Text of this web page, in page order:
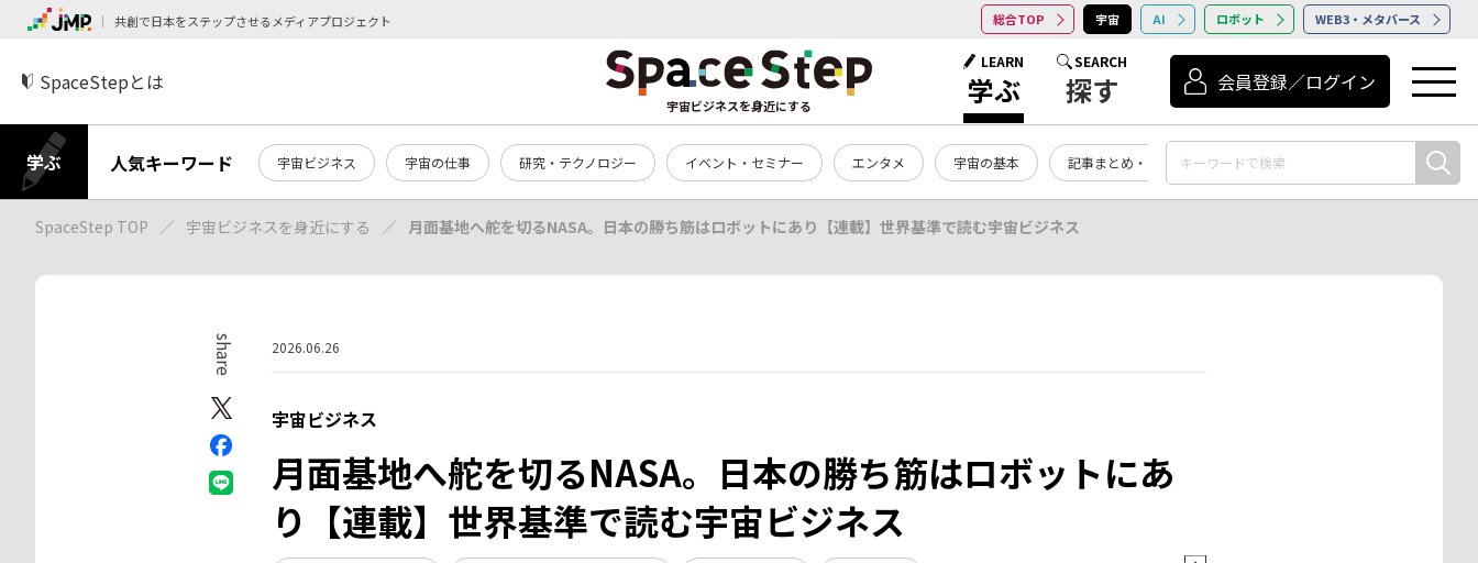
共創で日本をステップさせるメディアプロジェクト 総合TOP 宇宙 AI ロボット WEB3・メタバース
宇宙ビジネスを身近にする
SpaceStepとは
LEARN
学ぶ
SEARCH
探す 会員登録／ログイン
学ぶ 人気キーワード 宇宙ビジネス 宇宙の仕事 研究・テクノロジー イベント・セミナー エンタメ 宇宙の基本 記事まとめ・お知らせ
SpaceStep TOP 宇宙ビジネスを身近にする 月面基地へ舵を切るNASA。日本の勝ち筋はロボットにあり【連載】世界基準で読む宇宙ビジネス
2026.06.26
宇宙ビジネス
月面基地へ舵を切るNASA。日本の勝ち筋はロボットにあ
り【連載】世界基準で読む宇宙ビジネス
share